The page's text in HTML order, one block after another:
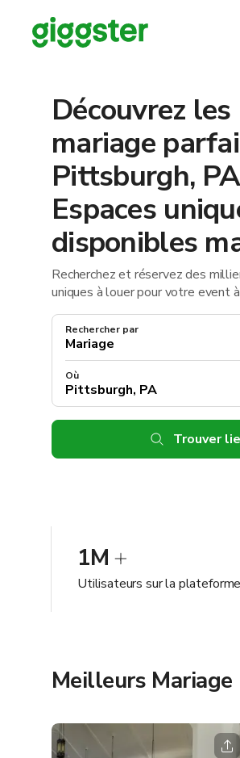
Découvrez
mariage
Pittsburgh,
Espaces
disponibles
Recherchez et réservez des
uniques à louer pour votre event
Rechercher par
Où
Trouver
1M
Utilisateurs sur la plateforme
Meilleurs